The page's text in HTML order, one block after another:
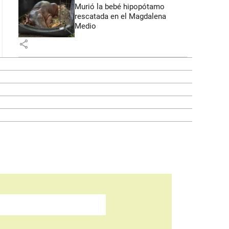
Murió la bebé hipopótamo
rescatada en el Magdalena
Medio
share